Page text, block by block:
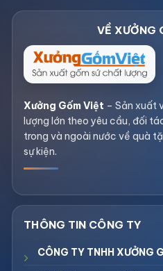
Xưởng Gốm Việt – Sản xuất
lượng lớn theo yêu cầu, đối
trong và ngoài nước về quà
sự kiện.
CÔNG TY TNHH XƯỞNG